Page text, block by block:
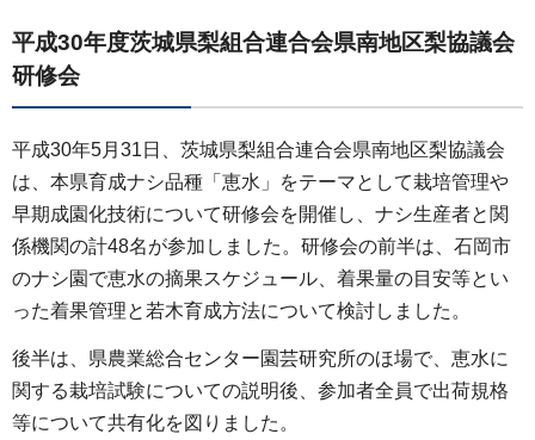
平成30年度茨城県梨組合連合会県南地区梨協議会
研修会
平成30年5月31日、茨城県梨組合連合会県南地区梨協議会
は、本県育成ナシ品種「恵水」をテーマとして栽培管理や
早期成園化技術について研修会を開催し、ナシ生産者と関
係機関の計48名が参加しました。研修会の前半は、石岡市
のナシ園で恵水の摘果スケジュール、着果量の目安等とい
った着果管理と若木育成方法について検討しました。
後半は、県農業総合センター園芸研究所のほ場で、恵水に
関する栽培試験についての説明後、参加者全員で出荷規格
等について共有化を図りました。